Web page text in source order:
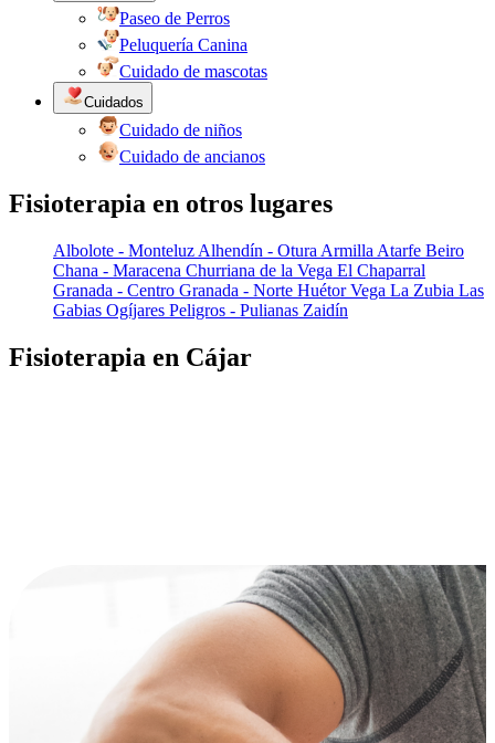
Paseo de Perros
Peluquería Canina
Cuidado de mascotas
Cuidados
Cuidado de niños
Cuidado de ancianos
Fisioterapia en otros lugares
Albolote - Monteluz Alhendín - Otura Armilla Atarfe Beiro
Chana - Maracena Churriana de la Vega El Chaparral
Granada - Centro Granada - Norte Huétor Vega La Zubia Las
Gabias Ogíjares Peligros - Pulianas Zaidín
Fisioterapia en Cájar